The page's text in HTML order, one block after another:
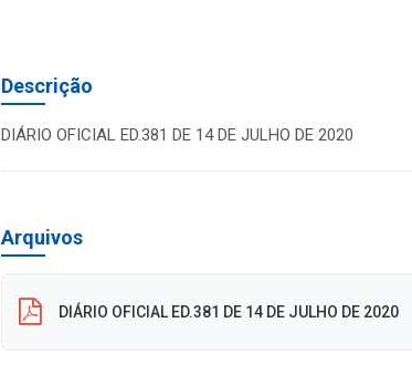
Descrição
DIÁRIO OFICIAL ED.381 DE 14 DE JULHO DE 2020
Arquivos
DIÁRIO OFICIAL ED.381 DE 14 DE JULHO DE 2020